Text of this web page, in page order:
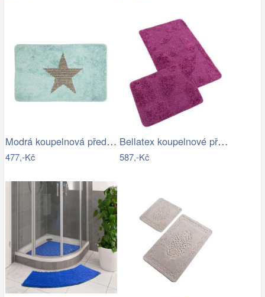
Modrá koupelnová předložka s hvězdou -…
477,-Kč
Bellatex koupelnové předložky…
587,-Kč